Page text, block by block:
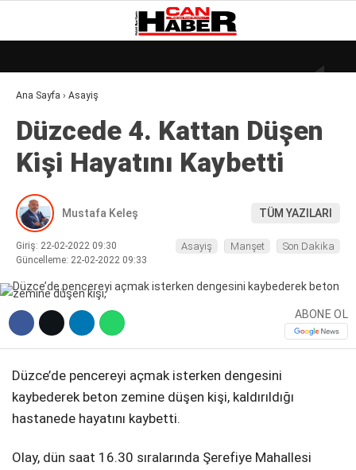
27.3°
GALERİ
DÜNYA
EKONOMI
GÜNDEM
KÜLÜR – SANAT
MAGAZIN
SAĞLIK
POLITIKA
Ana Sayfa › Asayiş
Düzcede 4. Kattan Düşen
Ki̇şi̇ Hayatını Kaybetti̇
Mustafa Keleş TÜM YAZILARI
Giriş: 22-02-2022 09:30
Güncelleme: 22-02-2022 09:33
Asayiş Manşet Son Dakika
ABONE OL
Düzce’de pencereyi açmak isterken dengesini
kaybederek beton zemine düşen kişi, kaldırıldığı
hastanede hayatını kaybetti.
Olay, dün saat 16.30 sıralarında Şerefiye Mahallesi